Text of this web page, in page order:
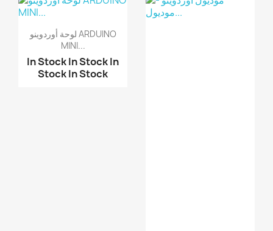
لوحة أوردوينو ARDUINO
MINI...
In StockIn StockIn
StockIn Stock